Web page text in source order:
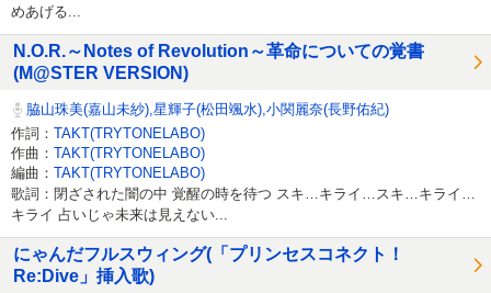
めあげる...
N.O.R.～Notes of Revolution～革命についての覚書
(M@STER VERSION)
脇山珠美(嘉山未紗),星輝子(松田颯水),小関麗奈(長野佑紀)
作詞： TAKT(TRYTONELABO)
作曲： TAKT(TRYTONELABO)
編曲： TAKT(TRYTONELABO)
歌詞：閉ざされた闇の中 覚醒の時を待つ スキ…キライ…スキ…キライ…
キライ 占いじゃ未来は見えない...
にゃんだフルスウィング(「プリンセスコネクト！
Re:Dive」挿入歌)